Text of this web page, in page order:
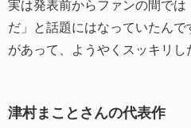
実は発表前からファンの間で
だ」と話題にはなっていたん
があって、ようやくスッキリし
津村まことさんの代表作